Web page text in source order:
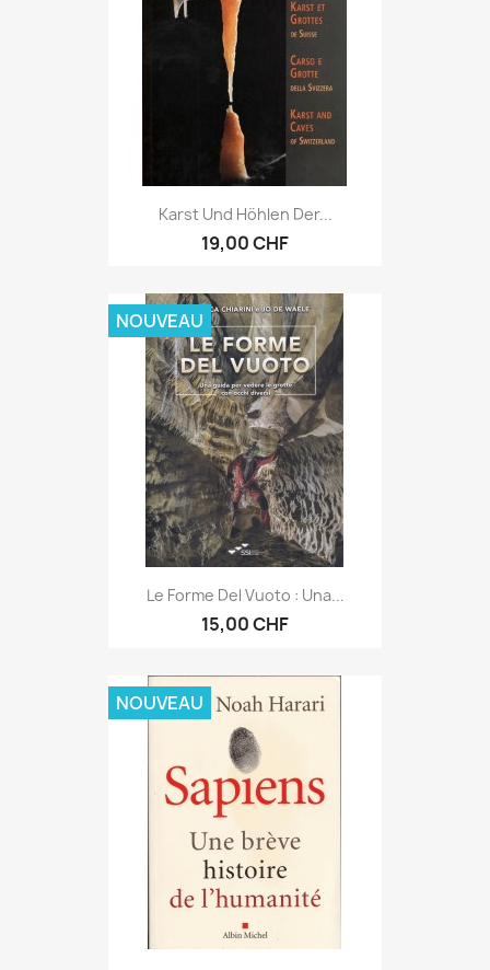
Karst Und Höhlen Der...
19,00 CHF
Le Forme Del Vuoto : Una...
15,00 CHF
NOUVEAU
NOUVEAU